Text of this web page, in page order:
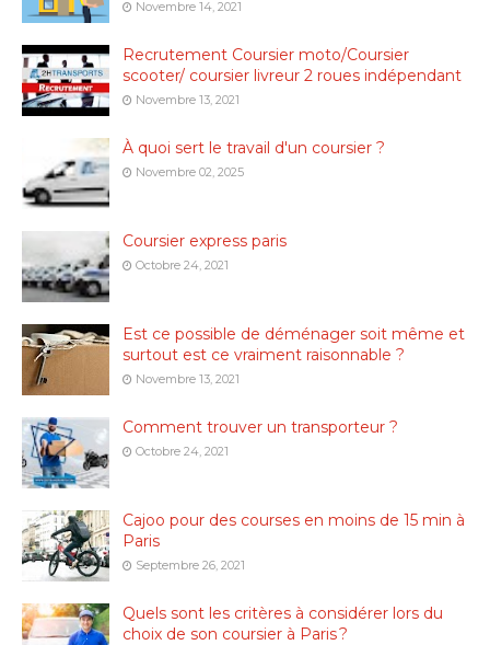
Novembre 14, 2021
Recrutement Coursier moto/Coursier
scooter/ coursier livreur 2 roues indépendant
Novembre 13, 2021
À quoi sert le travail d'un coursier ?
Novembre 02, 2025
Coursier express paris
Octobre 24, 2021
Est ce possible de déménager soit même et
surtout est ce vraiment raisonnable ?
Novembre 13, 2021
Comment trouver un transporteur ?
Octobre 24, 2021
Cajoo pour des courses en moins de 15 min à
Paris
Septembre 26, 2021
Quels sont les critères à considérer lors du
choix de son coursier à Paris ?